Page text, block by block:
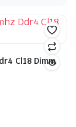
Cl18 Dimm